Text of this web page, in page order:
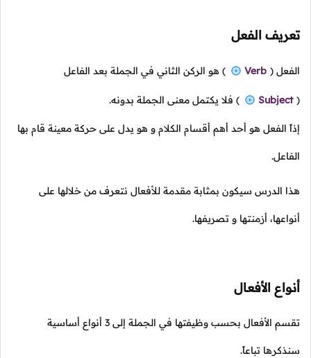
تعريف الفعل
الفعل (
Verb
) هو الركن الثاني في الجملة بعد الفاعل
(
Subject
) فلا يكتمل معنى الجملة بدونه.
إذاً الفعل هو أحد أهم أقسام الكلام و هو يدل على حركة معينة قام بها
الفاعل.
هذا الدرس سيكون بمثابة مقدمة للأفعال نتعرف من خلالها على
أنواعها، أزمنتها و تصريفها.
أنواع الأفعال
تقسم الأفعال بحسب وظيفتها في الجملة إلى 3 أنواع أساسية
سنذكرها تباعاً.